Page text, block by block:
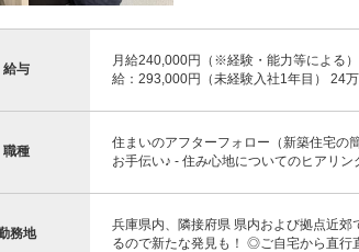
給与
月給240,000円（※経験・能力等による
給：293,000円（未経験入社1年目） 24
職種
住まいのアフターフォロー（新築住宅の
お手伝い♪ - 住み心地についてのヒアリ
務地
兵庫県内、隣接府県 県内および拠点近
るので新たな発見も！ ◎ご自宅から直